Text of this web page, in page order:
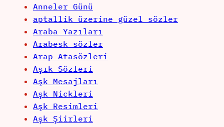
Anneler Günü
aptallik üzerine güzel sözler
Araba Yazıları
Arabesk sözler
Arap Atasözleri
Aşık Sözleri
Aşk Mesajları
Aşk Nickleri
Aşk Resimleri
Aşk Şiirleri